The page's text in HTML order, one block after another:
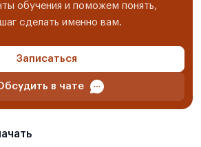
обучения и поможем понять,
сделать именно вам.
Записаться
в чате